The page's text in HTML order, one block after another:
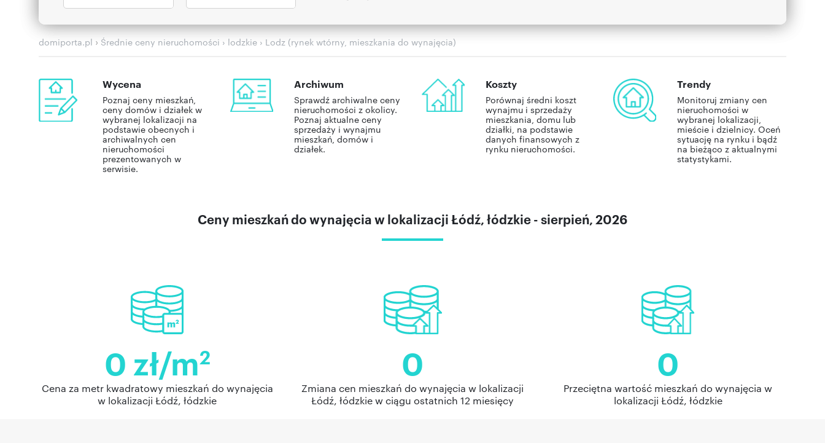
domiporta.pl › Średnie ceny nieruchomości › lodzkie › Lodz (rynek wtórny, mieszkania do wynajęcia)
Wycena
Poznaj ceny mieszkań,
ceny domów i działek w
wybranej lokalizacji na
podstawie obecnych i
archiwalnych cen
nieruchomości
prezentowanych w
serwisie.
Archiwum
Sprawdź archiwalne ceny
nieruchomości z okolicy.
Poznaj aktualne ceny
sprzedaży i wynajmu
mieszkań, domów i
działek.
Koszty
Porównaj średni koszt
wynajmu i sprzedaży
mieszkania, domu lub
działki, na podstawie
danych finansowych z
rynku nieruchomości.
Trendy
Monitoruj zmiany cen
nieruchomości w
wybranej lokalizacji,
mieście i dzielnicy. Oceń
sytuację na rynku i bądź
na bieżąco z aktualnymi
statystykami.
Ceny mieszkań do wynajęcia w lokalizacji Łódź, łódzkie - sierpień, 2026
0 zł/m2
Cena za metr kwadratowy mieszkań do wynajęcia
w lokalizacji Łódź, łódzkie
0
Zmiana cen mieszkań do wynajęcia w lokalizacji
Łódź, łódzkie w ciągu ostatnich 12 miesięcy
0
Przeciętna wartość mieszkań do wynajęcia w
lokalizacji Łódź, łódzkie